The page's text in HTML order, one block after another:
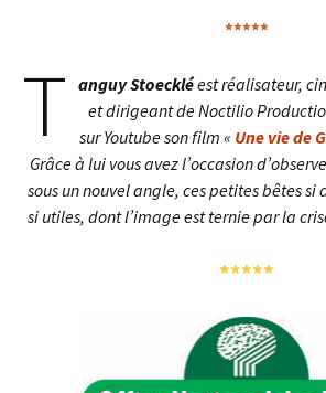
*****
T anguy Stoeckléest réalisateur,
et dirigeant de Noctilio
sur Youtube son film « Une vie de
Grâce à lui vous avez l’occasion
sous un nouvel angle, ces petites bêtes
si utiles, dont l’image est ternie par la
*****